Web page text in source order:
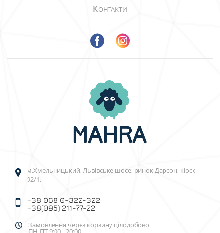
КОНТАКТИ
м.Хмельницький, Львівське шосе, ринок Дарсон, кіоск
92/1.
+38 068 0-322-322
+38(095) 211-77-22
Замовлення через корзину цілодобово
ПН-ПТ 9:00 - 20:00